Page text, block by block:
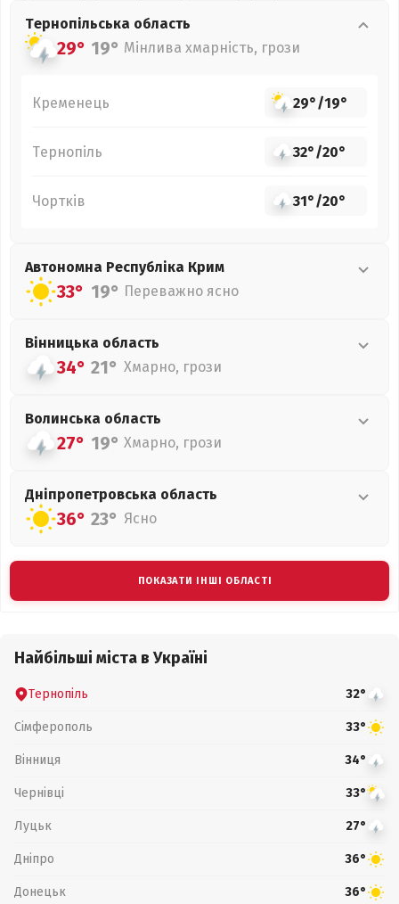
Тернопільська область
29° 19° Мінлива хмарність, грози
Кременець 29°/19°
Тернопіль 32°/20°
Чортків 31°/20°
Автономна Республіка Крим
33° 19° Переважно ясно
Вінницька область
34° 21° Хмарно, грози
Волинська область
27° 19° Хмарно, грози
Дніпропетровська область
36° 23° Ясно
ПОКАЗАТИ ІНШІ ОБЛАСТІ
Найбільші міста в Україні
Тернопіль 32°
Сімферополь 33°
Вінниця 34°
Чернівці 33°
Луцьк 27°
Дніпро 36°
Донецьк 36°